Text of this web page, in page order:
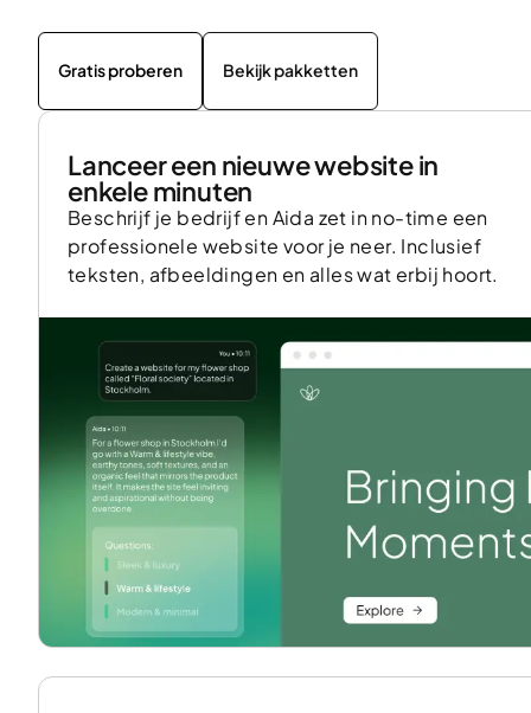
Gratis proberen Bekijk pakketten
Lanceer een nieuwe website in
enkele minuten
Beschrijf je bedrijf en Aida zet in no-time een
professionele website voor je neer. Inclusief
teksten, afbeeldingen en alles wat erbij hoort.